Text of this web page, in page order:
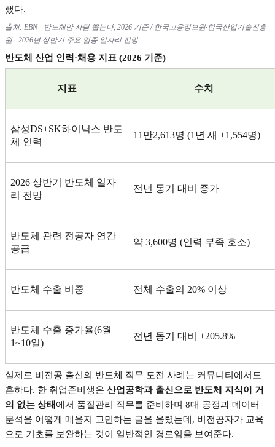
했다.
출처: EBN - 반도체만 사람 뽑는다, 2026 기준/ 한국고용정보원·한국산업기술진흥
원- 2026년 상반기 주요 업종 일자리 전망
반도체 산업 인력·채용 지표 (2026 기준)
지표 수치
삼성DS+SK하이닉스 반도
체 인력
11만2,613명 (1년 새 +1,554명)
2026 상반기 반도체 일자
리 전망
전년 동기 대비 증가
반도체 관련 전공자 연간
공급
약 3,600명 (인력 부족 호소)
반도체 수출 비중 전체 수출의 20% 이상
반도체 수출 증가율(6월
1~10일)
전년 동기 대비 +205.8%
실제로 비전공 출신의 반도체 직무 도전 사례는 커뮤니티에서도
흔하다. 한 취업준비생은 산업공학과 출신으로 반도체 지식이 거
의 없는 상태에서 품질관리 직무를 준비하며 8대 공정과 데이터
분석을 어떻게 메울지 고민하는 글을 올렸는데 , 비전공자가 교육
으로 기초를 보완하는 것이 일반적인 경로임을 보여준다.